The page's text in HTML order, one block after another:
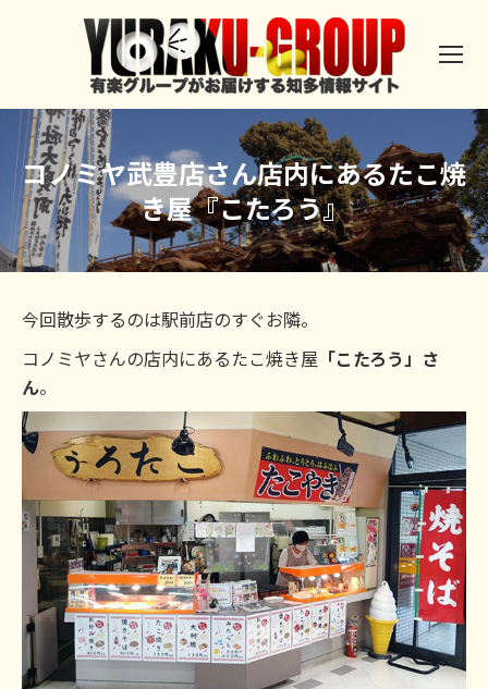
コノミヤ武豊店さん店内にあるたこ焼
き屋『こたろう』
今回散歩するのは駅前店のすぐお隣。
コノミヤさんの店内にあるたこ焼き屋 「こたろう」さ
ん。